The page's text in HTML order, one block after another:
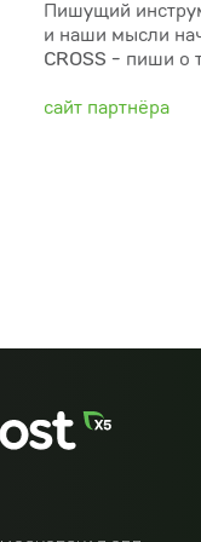
Пишущий
и наши мысли
CROSS - пиши о
сайт партнёра